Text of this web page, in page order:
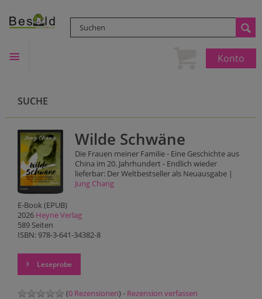
Konto
SUCHE
Wilde Schwäne
Die Frauen meiner Familie - Eine Geschichte aus
China im 20. Jahrhundert - Endlich wieder
lieferbar: Der Weltbestseller als Neuausgabe |
Jung Chang
E-Book (EPUB)
2026 Heyne Verlag
589 Seiten
ISBN: 978-3-641-34382-8
Leseprobe
(0 Rezensionen) - Rezension verfassen